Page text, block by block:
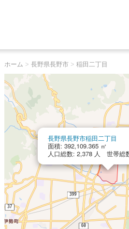
ホーム > 長野県長野市> 稲田二丁目
長野県長野市稲田二丁目
面積: 392,109.365 ㎡
人口総数: 2,378 人 世帯総